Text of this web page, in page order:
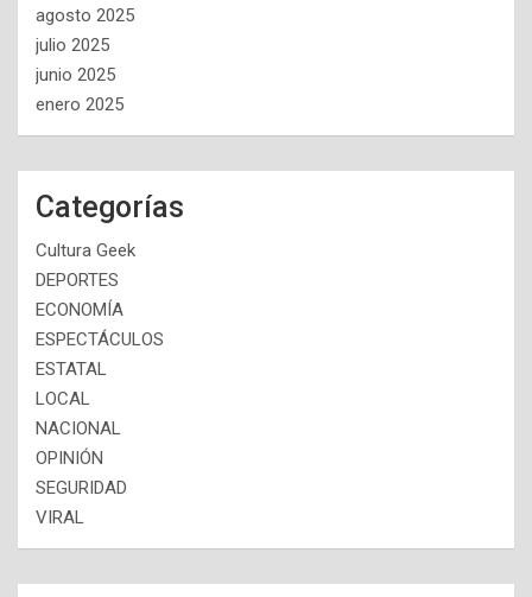
agosto 2025
julio 2025
junio 2025
enero 2025
Categorías
Cultura Geek
DEPORTES
ECONOMÍA
ESPECTÁCULOS
ESTATAL
LOCAL
NACIONAL
OPINIÓN
SEGURIDAD
VIRAL